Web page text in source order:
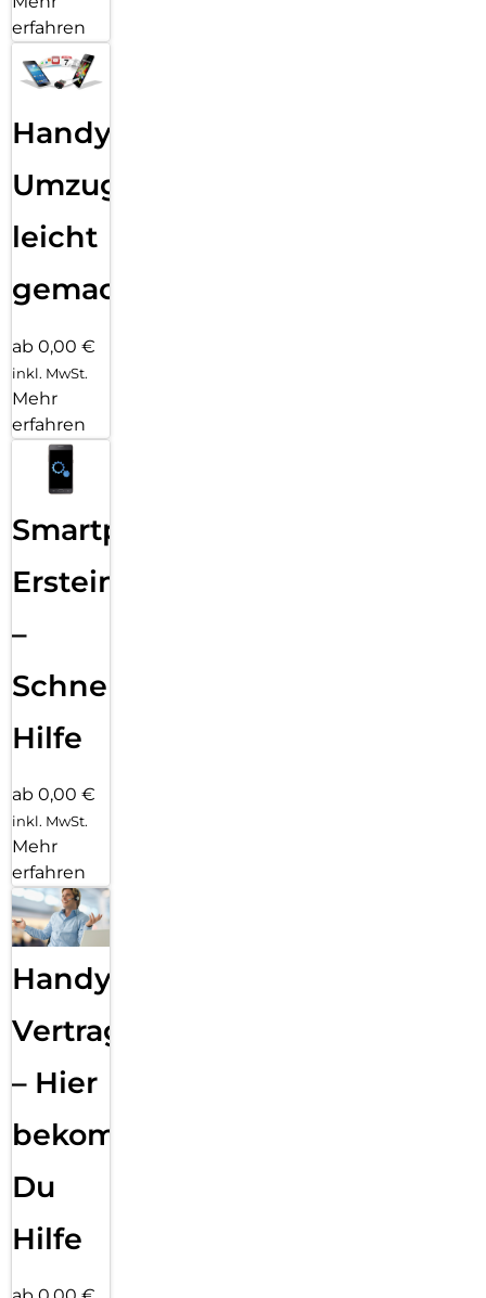
erfahren
Handy
Umzug
leicht
gemacht!
ab 0,00 €
inkl. MwSt.
Mehr
erfahren
Smartphone
Ersteinrichtung
–
Schnelle
Hilfe
ab 0,00 €
inkl. MwSt.
Mehr
erfahren
Handy
Vertragsabwicklung
– Hier
bekommst
Du
Hilfe